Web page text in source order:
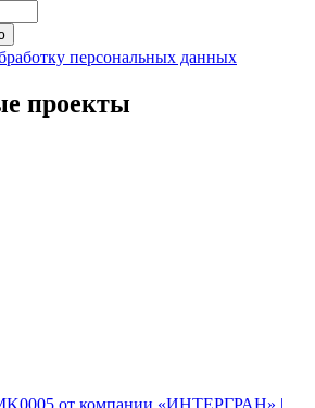
персональных данных
проекты